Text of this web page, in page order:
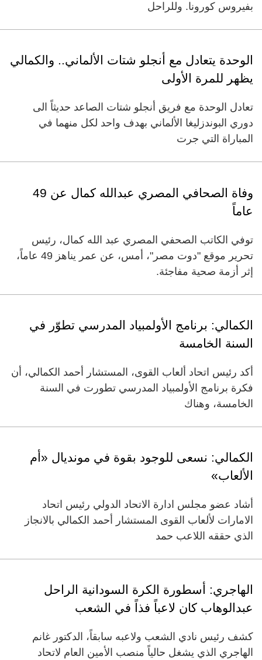
بفيروس كورونا. وللراحل
الوحدة يتعادل مع أنجلو شتات الألماني.. والكمالي
يظهر للمرة الأولى
تعادل الوحدة مع فريق أنجلو شتات الصاعد حديثاً الى
دوري البوندزليغا الألماني بهدف واحد لكل منهما في
المباراة التي جرت
وفاة الصحافي المصري عبدالله كمال عن 49
عاماً
توفي الكاتب الصحفي المصري عبد الله كمال، رئيس
تحرير موقع "دوت مصر"، أمس، عن عمر يناهز 49 عاماً،
إثر أزمة صحية مفاجئة.
الكمالي: برنامج الأولمبياد المدرسي تطوّر في
السنة الخامسة
أكد رئيس اتحاد ألعاب القوى، المستشار أحمد الكمالي، أن
فكرة برنامج الأولمبياد المدرسي تطورت في السنة
الخامسة، وهناك
الكمالي: نسعى للوجود بقوة في مونديال «أم
الألعاب»
أشاد عضو مجلس ادارة الاتحاد الدولي رئيس اتحاد
الامارات لألعاب القوى المستشار أحمد الكمالي بالانجاز
الذي حققه اللاعب حمد
الهاجري: أسطورة الكرة السودانية الراحل
عبدالوهاب كان لاعباً فذاً في الشعب
كشف رئيس نادي الشعب ولاعبه سابقاً، الدكتور غانم
الهاجري الذي يشغل حالياً منصب الأمين العام لاتحاد